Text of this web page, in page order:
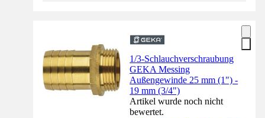
1/3-Schlauchverschraubung
GEKA Messing
Außengewinde 25 mm (1") -
19 mm (3/4")
Artikel wurde noch nicht
bewertet.